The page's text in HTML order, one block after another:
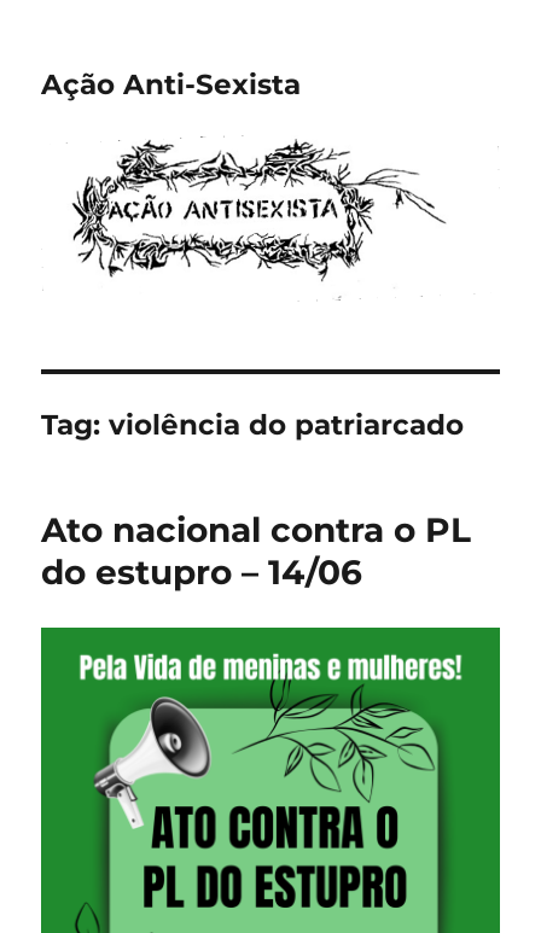
Ação Anti-Sexista
Tag:violência do patriarcado
Ato nacional contra o PL
do estupro – 14/06